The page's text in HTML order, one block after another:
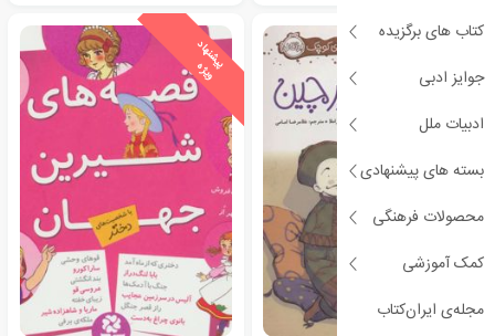
کتاب های برگزیده
جوایز ادبی
ادبیات ملل
بسته های پیشنهادی
محصولات فرهنگی
کمک آموزشی
مجله‌ی ایران‌کتاب
پ
ه پ
ی
ش
ن
ه
ا
د
و
ی
ژ
ه